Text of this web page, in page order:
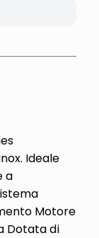
Ideale
a
Motore
Dotata di